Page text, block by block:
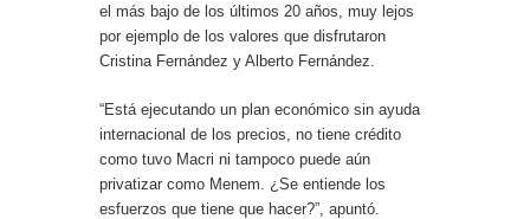
el más bajo de los últimos 20 años, muy lejos
por ejemplo de los valores que disfrutaron
Cristina Fernández y Alberto Fernández.
“Está ejecutando un plan económico sin ayuda
internacional de los precios, no tiene crédito
como tuvo Macri ni tampoco puede aún
privatizar como Menem. ¿Se entiende los
esfuerzos que tiene que hacer?”, apuntó.